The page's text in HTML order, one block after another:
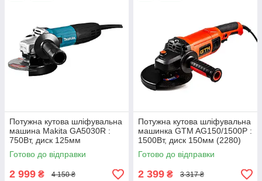
Потужна кутова шліфувальна
машина Makita GA5030R :
750Вт, диск 125мм
Готово до відправки
2 999 ₴ 4 150 ₴
Потужна кутова шліфувальна
машинка GTM AG150/1500P :
1500Вт, диск 150мм (2280)
Готово до відправки
2 399 ₴ 3 317 ₴